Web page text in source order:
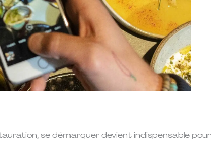
se démarquer devient indispensable